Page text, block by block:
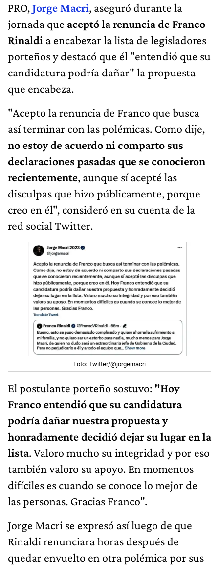
PRO,Jorge Macri, aseguró durante la
jornada que aceptó la renuncia de Franco
Rinaldi a encabezar la lista de legisladores
porteños y destacó que él "entendió que su
candidatura podría dañar" la propuesta
que encabeza.
"Acepto la renuncia de Franco que busca
así terminar con las polémicas. Como dije,
no estoy de acuerdo ni comparto sus
declaraciones pasadas que se conocieron
recientemente, aunque sí acepté las
disculpas que hizo públicamente, porque
creo en él", consideró en su cuenta de la
red social Twitter.
Foto: Twitter/@jorgemacri
El postulante porteño sostuvo: "Hoy
Franco entendió que su candidatura
podría dañar nuestra propuesta y
honradamente decidió dejar su lugar en la
lista. Valoro mucho su integridad y por eso
también valoro su apoyo. En momentos
difíciles es cuando se conoce lo mejor de
las personas. Gracias Franco".
Jorge Macri se expresó así luego de que
Rinaldi renunciara horas después de
quedar envuelto en otra polémica por sus